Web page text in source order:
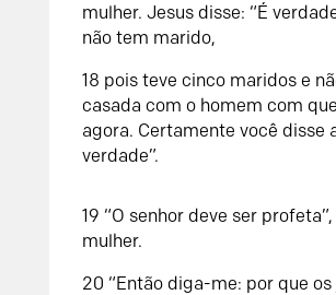
mulher. Jesus disse: “É
não tem marido,
18 pois teve cinco maridos e
casada com o homem com
agora. Certamente você disse
verdade”.
19 “O senhor deve ser
mulher.
20 “Então diga-me: por que os